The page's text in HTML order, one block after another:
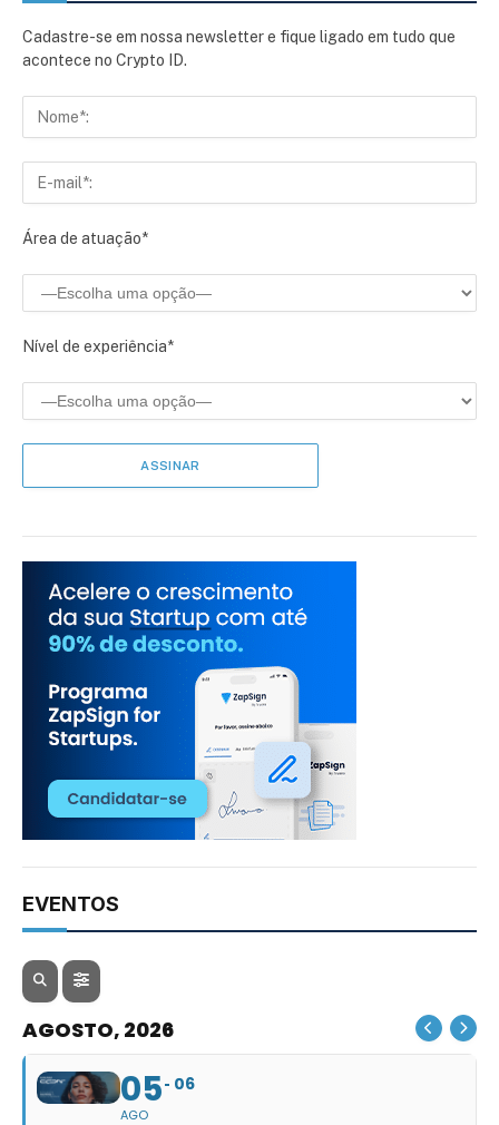
Cadastre-se em nossa newsletter e fique ligado em tudo que
acontece no Crypto ID.
Área de atuação*
Nível de experiência*
EVENTOS
AGOSTO, 2026
05
AGO
06